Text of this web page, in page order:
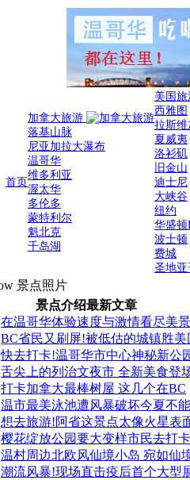
首页
加拿大旅游
落基山脉
尼亚加拉大瀑布
温哥华
维多利亚
渥太华
多伦多
蒙特利尔
魁北克
千岛湖
美国
西雅图
拉斯维
夏威夷
洛衫矶
旧金山
迪士尼
大峡谷
纽约
华盛顿
波士顿
费城
圣地亚
景点照片
景点介绍最新文章
在温哥华体验速度与激情看尽美景
BC省民又刷屏!被低估的城镇胜美
快去打卡!温哥华市中心神秘新公
舌尖上的列治文夜市 全新美食登
打卡加拿大最棒树屋 这几个在BC
温市最美泳池遭风暴破坏今夏不
想去旅游!阿省这景点太像火星表
樱花绽放公园要大变样市民去打卡
温村周边北欧风仙境小岛 宛如仙
潮流风暴!现场直击疫后首个大型